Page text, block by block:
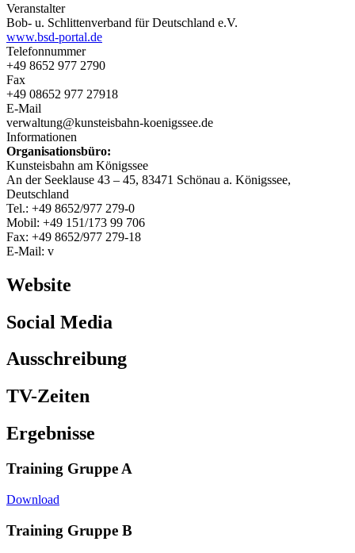
Veranstalter
Bob- u. Schlittenverband für Deutschland e.V.
www.bsd-portal.de
Telefonnummer
+49 8652 977 2790
Fax
+49 08652 977 27918
E-Mail
verwaltung@kunsteisbahn-koenigssee.de
Informationen
Organisationsbüro:
Kunsteisbahn am Königssee
An der Seeklause 43 – 45, 83471 Schönau a. Königssee,
Deutschland
Tel.: +49 8652/977 279-0
Mobil: +49 151/173 99 706
Fax: +49 8652/977 279-18
E-Mail: v
Website
Social Media
Ausschreibung
TV-Zeiten
Ergebnisse
Training Gruppe A
Download
Training Gruppe B